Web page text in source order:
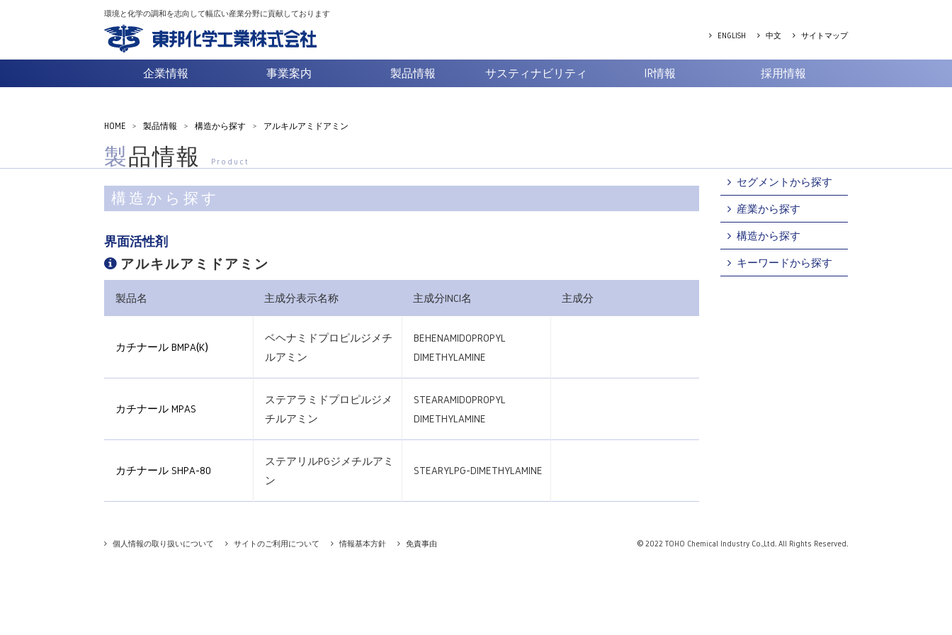
環境と化学の調和を志向して幅広い産業分野に貢献しております
ENGLISH 中文 サイトマップ
企業情報 事業案内 製品情報 サスティナビリティ IR情報 採用情報
HOME > 製品情報 > 構造から探す > アルキルアミドアミン
製品情報 Product
構造から探す
界面活性剤
アルキルアミドアミン
製品名 主成分表示名称 主成分INCI名 主成分
カチナール BMPA(K)
ベヘナミドプロピルジメチ
ルアミン
BEHENAMIDOPROPYL
DIMETHYLAMINE
カチナール MPAS
ステアラミドプロピルジメ
チルアミン
STEARAMIDOPROPYL
DIMETHYLAMINE
カチナール SHPA-80
ステアリルPGジメチルアミ
ン
STEARYLPG-DIMETHYLAMINE
セグメントから探す
産業から探す
構造から探す
キーワードから探す
個人情報の取り扱いについて サイトのご利用について 情報基本方針 免責事由 © 2022 TOHO Chemical Industry Co.,Ltd. All Rights Reserved.